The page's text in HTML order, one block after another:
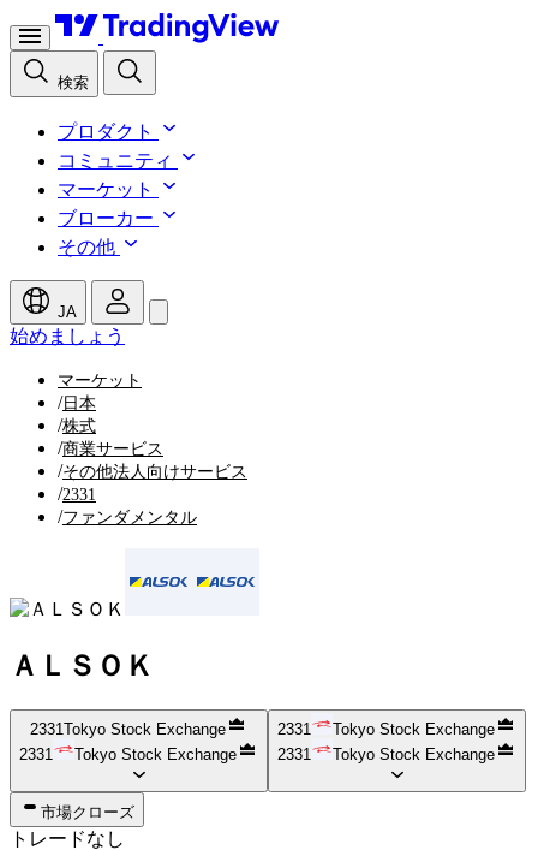
検索
プロダクト
コミュニティ
マーケット
ブローカー
その他
JA
始めましょう
マーケット
/ 日本
/株式
/商業サービス
/その他法人向けサービス
/2331
/ファンダメンタル
ＡＬＳＯＫ
2331 Tokyo Stock Exchange
2331
Tokyo Stock Exchange
2331
Tokyo Stock Exchange
2331
Tokyo Stock Exchange
市場クローズ
トレードなし